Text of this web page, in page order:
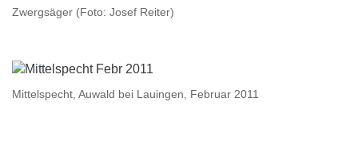
Zwergsäger (Foto: Josef Reiter)
Mittelspecht, Auwald bei Lauingen, Februar 2011